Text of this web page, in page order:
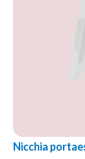
Nicchia